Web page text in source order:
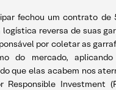
fechou um contrato de
logística reversa de suas
por coletar as
do mercado,
que elas acabem nos
Responsible Investment